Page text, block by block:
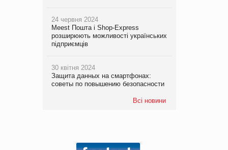
24 червня 2024
Meest Пошта і Shop-Express
розширюють можливості українських
підприємців
30 квітня 2024
Защита данных на смартфонах:
советы по повышению безопасности
Всі новини